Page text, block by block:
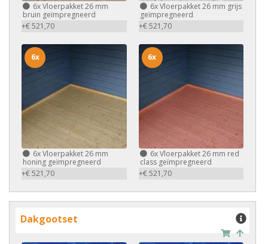
6xVloerpakket 26 mm
bruin geïmpregneerd
+€ 521,70
6xVloerpakket 26 mm grijs
geïmpregneerd
+€ 521,70
6xVloerpakket 26 mm
honing geïmpregneerd
+€ 521,70
6x
6xVloerpakket 26 mm red
class geïmpregneerd
+€ 521,70
6x
Dakgootset